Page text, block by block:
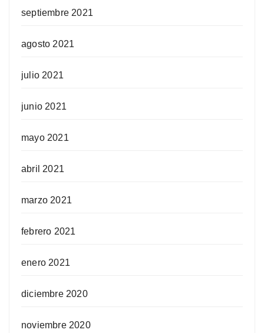
septiembre 2021
agosto 2021
julio 2021
junio 2021
mayo 2021
abril 2021
marzo 2021
febrero 2021
enero 2021
diciembre 2020
noviembre 2020